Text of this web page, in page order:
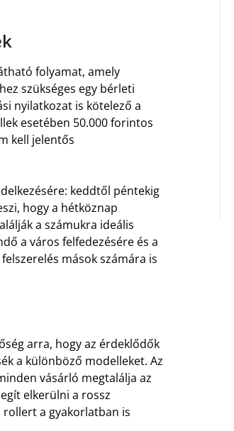
folyamat, amely
szükséges egy bérleti
nyilatkozat is kötelező a
esetében 50.000 forintos
kell jelentős
keddtől péntekig
hogy a hétköznap
a számukra ideális
a város felfedezésére és a
mások számára is
arra, hogy az érdeklődők
a különböző modelleket. Az
vásárló megtalálja az
elkerülni a rossz
rollert a gyakorlatban is